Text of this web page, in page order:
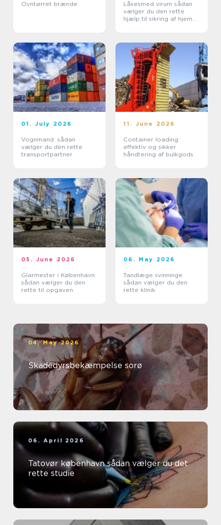
Ovntørret brænde
Låsesmed virum sådan
vælger du den rette
hjælp til sikring af hjem
01. July 2026
Vognmand: sådan
vælger du den rette
transportpartner
11. June 2026
Container loading:
effektiv og sikker
håndtering af bulkgods
05. June 2026
Glarmester i København:
sådan vælger du den
rette til opgaven
06. May 2026
Tandlæge svinninge
sådan vælger du den
rette klinik
04. May 2026
Skadedyrsbekæmpelse sorø
06. April 2026
Tatovør københavn sådan vælger du det
rette studie